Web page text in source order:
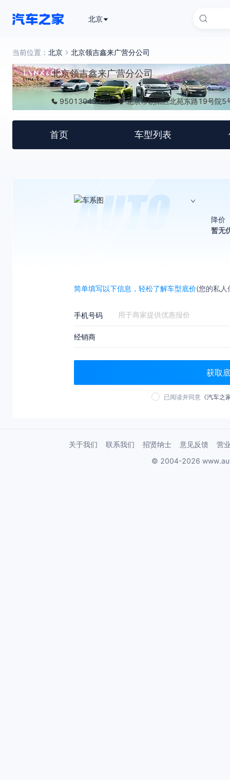
北京
当前位置： 北京 北京领吉鑫来广营分公司
北京领吉鑫来广营分公司
95013043239 北京市朝阳区北苑东路19号院
首页 车型列表
降价
暂无
简单填写以下信息，轻松了解车型底价(您的私人
手机号码
经销商
获取
已阅读并同意 《汽车之
关于我们 联系我们 招贤纳士 意见反馈
营
© 2004-2026